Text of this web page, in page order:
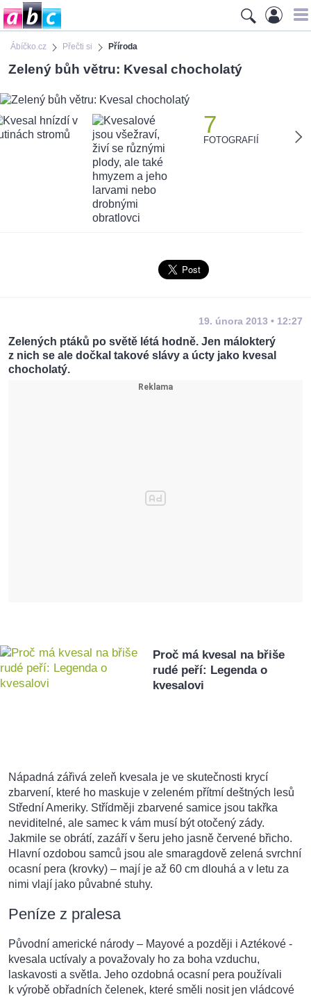
Ábíčko.cz Přečti si Příroda
Zelený bůh větru: Kvesal chocholatý
7
FOTOGRAFIÍ
19. února 2013 • 12:27
Zelených ptáků po světě létá hodně. Jen málokterý
z nich se ale dočkal takové slávy a úcty jako kvesal
chocholatý.
Proč má kvesal na břiše
rudé peří: Legenda o
kvesalovi
Nápadná zářivá zeleň kvesala je ve skutečnosti krycí
zbarvení, které ho maskuje v zeleném přítmí deštných lesů
Střední Ameriky. Střídměji zbarvené samice jsou takřka
neviditelné, ale samec k vám musí být otočený zády.
Jakmile se obrátí, zazáří v šeru jeho jasně červené břicho.
Hlavní ozdobou samců jsou ale smaragdově zelená svrchní
ocasní pera (krovky) – mají je až 60 cm dlouhá a v letu za
nimi vlají jako půvabné stuhy.
Peníze z pralesa
Původní americké národy – Mayové a později i Aztékové -
kvesala uctívaly a považovaly ho za boha vzduchu,
laskavosti a světla. Jeho ozdobná ocasní pera používali
k výrobě obřadních čelenek, které směli nosit jen vládcové